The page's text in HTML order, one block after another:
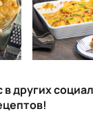
других